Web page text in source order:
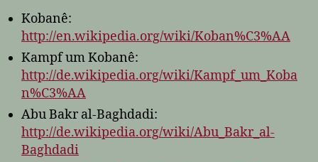
Kobanê:
http://en.wikipedia.org/wiki/Koban%C3%AA
Kampf um Kobanê:
http://de.wikipedia.org/wiki/Kampf_um_Koba
n%C3%AA
Abu Bakr al-Baghdadi:
http://de.wikipedia.org/wiki/Abu_Bakr_al-
Baghdadi